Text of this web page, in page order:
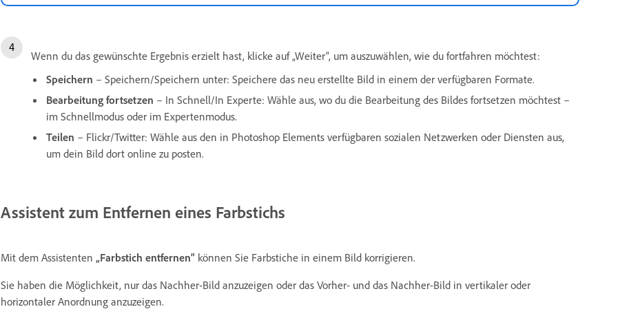
Wenn du das gewünschte Ergebnis erzielt hast, klicke auf „Weiter“, um auszuwählen, wie du fortfahren möchtest:
Speichern – Speichern/Speichern unter: Speichere das neu erstellte Bild in einem der verfügbaren Formate.
Bearbeitung fortsetzen – In Schnell/In Experte: Wähle aus, wo du die Bearbeitung des Bildes fortsetzen möchtest –
im Schnellmodus oder im Expertenmodus.
Teilen – Flickr/Twitter: Wähle aus den in Photoshop Elements verfügbaren sozialen Netzwerken oder Diensten aus,
um dein Bild dort online zu posten.
Assistent zum Entfernen eines Farbstichs
Mit dem Assistenten „Farbstich entfernen“ können Sie Farbstiche in einem Bild korrigieren.
Sie haben die Möglichkeit, nur das Nachher-Bild anzuzeigen oder das Vorher- und das Nachher-Bild in vertikaler oder
horizontaler Anordnung anzuzeigen.